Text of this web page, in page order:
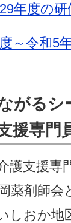
年度の
～令和5
がるシ
援専門
護支援専
薬剤師会
しおか地